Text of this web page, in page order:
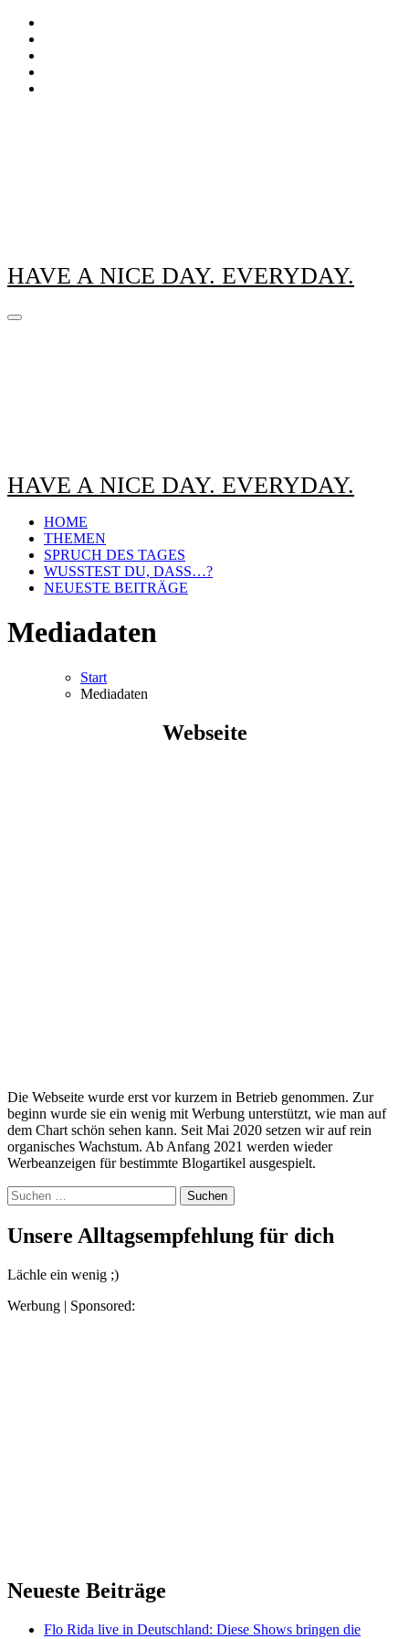
Zum
Inhalt
springen
HAVE A NICE DAY. EVERYDAY.
HAVE A NICE DAY. EVERYDAY.
HOME
THEMEN
SPRUCH DES TAGES
WUSSTEST DU, DASS…?
NEUESTE BEITRÄGE
Mediadaten
Start
Mediadaten
Webseite
Die Webseite wurde erst vor kurzem in Betrieb genommen. Zur
beginn wurde sie ein wenig mit Werbung unterstützt, wie man auf
dem Chart schön sehen kann. Seit Mai 2020 setzen wir auf rein
organisches Wachstum. Ab Anfang 2021 werden wieder
Werbeanzeigen für bestimmte Blogartikel ausgespielt.
Suchen
nach:
Unsere Alltagsempfehlung für dich
Lächle ein wenig ;)
Werbung | Sponsored:
Neueste Beiträge
Flo Rida live in Deutschland: Diese Shows bringen die